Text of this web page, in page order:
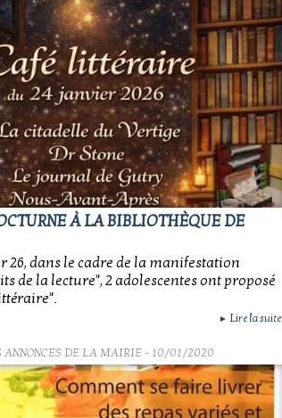
À LA BIBLIOTHÈQUE DE
26, dans le cadre de la manifestation
de la lecture", 2 adolescentes ont proposé
► Lire la suite
ANNONCES DE LA MAIRIE- 10/01/2020